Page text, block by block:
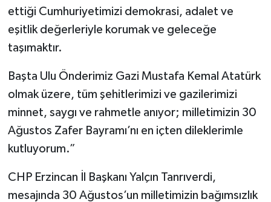
ettiği Cumhuriyetimizi demokrasi, adalet ve
eşitlik değerleriyle korumak ve geleceğe
taşımaktır.
Başta Ulu Önderimiz Gazi Mustafa Kemal Atatürk
olmak üzere, tüm şehitlerimizi ve gazilerimizi
minnet, saygı ve rahmetle anıyor; milletimizin 30
Ağustos Zafer Bayramı’nı en içten dileklerimle
kutluyorum.”
CHP Erzincan İl Başkanı Yalçın Tanrıverdi,
mesajında 30 Ağustos’un milletimizin bağımsızlık